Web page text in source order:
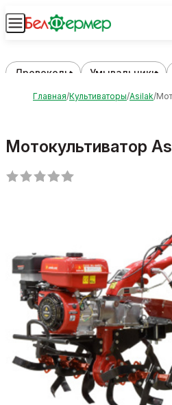
Дровоколы Умывальники
Главная Культиваторы Asilak
Мотокультиватор